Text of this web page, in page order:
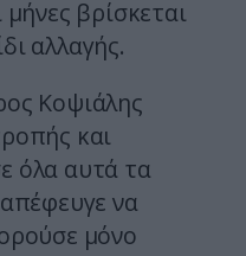
βρίσκεται
αλλαγής.
Κοψιάλης
και
όλα αυτά τα
να
μόνο